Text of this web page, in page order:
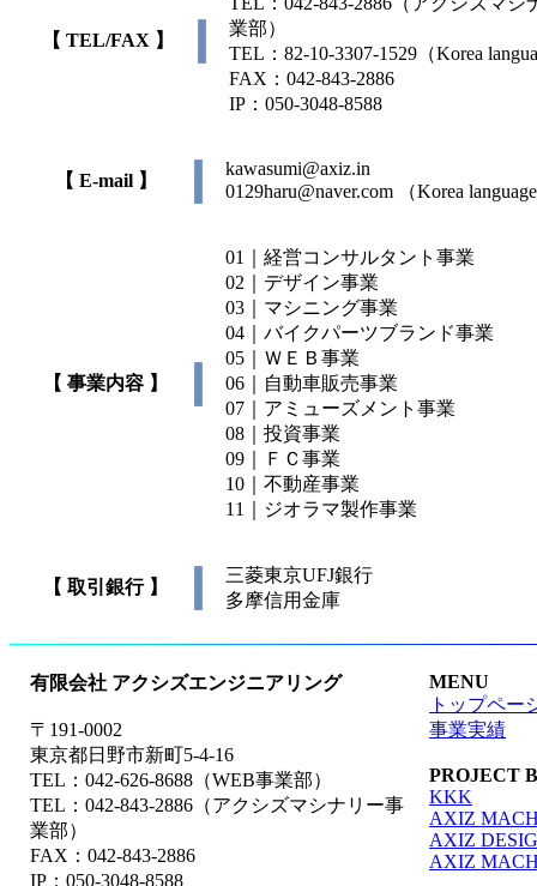
【 TEL/FAX 】
業部）
TEL：82-10-3307-1529（Korea
FAX：042-843-2886
IP：050-3048-8588
【 E-mail 】
kawasumi@axiz.in
0129haru@naver.com （Korea
【 事業内容 】
01｜経営コンサルタント事業
02｜デザイン事業
03｜マシニング事業
04｜バイクパーツブランド事業
05｜ＷＥＢ事業
06｜自動車販売事業
07｜アミューズメント事業
08｜投資事業
09｜ＦＣ事業
10｜不動産事業
11｜ジオラマ製作事業
【 取引銀行 】
三菱東京UFJ銀行
多摩信用金庫
有限会社 アクシズエンジニアリング
〒191-0002
東京都日野市新町5-4-16
TEL：042-626-8688（WEB事業部）
TEL：042-843-2886（アクシズマシナリー事
業部）
FAX：042-843-2886
IP：050-3048-8588
MENU
トップペー
事業実績
PROJECT
KKK
AXIZ
AXIZ
AXIZ